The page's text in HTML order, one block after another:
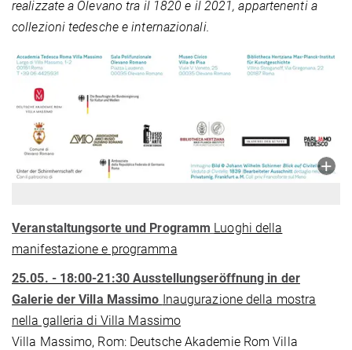
realizzate a Olevano tra il 1820 e il 2021, appartenenti a
collezioni tedesche e internazionali.
Veranstaltungsorte und Programm Luoghi della
manifestazione e programma
25.05. - 18:00-21:30 Ausstellungseröffnung in der
Galerie der Villa Massimo Inaugurazione della mostra
nella galleria di Villa Massimo
Villa Massimo, Rom: Deutsche Akademie Rom Villa